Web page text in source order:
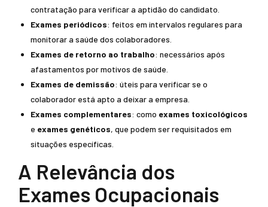
contratação para verificar a aptidão do candidato.
Exames periódicos: feitos em intervalos regulares para
monitorar a saúde dos colaboradores.
Exames de retorno ao trabalho: necessários após
afastamentos por motivos de saúde.
Exames de demissão: úteis para verificar se o
colaborador está apto a deixar a empresa.
Exames complementares: como exames toxicológicos
e exames genéticos, que podem ser requisitados em
situações específicas.
A Relevância dos
Exames Ocupacionais